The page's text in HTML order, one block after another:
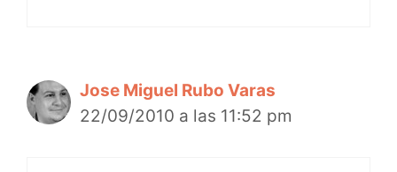
Jose Miguel Rubo Varas
22/09/2010 a las 11:52 pm